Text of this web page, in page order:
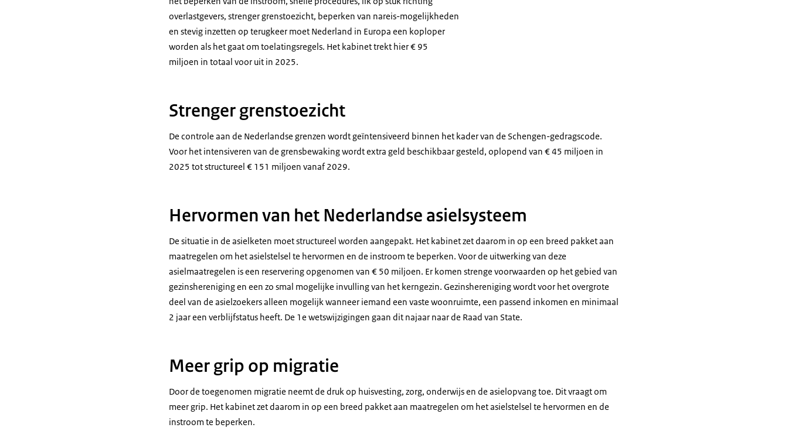
overlastgevers, strenger grenstoezicht, beperken van nareis-mogelijkheden
en stevig inzetten op terugkeer moet Nederland in Europa een koploper
worden als het gaat om toelatingsregels. Het kabinet trekt hier € 95
miljoen in totaal voor uit in 2025.
Strenger grenstoezicht
De controle aan de Nederlandse grenzen wordt geïntensiveerd binnen het kader van de Schengen-gedragscode.
Voor het intensiveren van de grensbewaking wordt extra geld beschikbaar gesteld, oplopend van € 45 miljoen in
2025 tot structureel € 151 miljoen vanaf 2029.
Hervormen van het Nederlandse asielsysteem
De situatie in de asielketen moet structureel worden aangepakt. Het kabinet zet daarom in op een breed pakket aan
maatregelen om het asielstelsel te hervormen en de instroom te beperken. Voor de uitwerking van deze
asielmaatregelen is een reservering opgenomen van € 50 miljoen. Er komen strenge voorwaarden op het gebied van
gezinshereniging en een zo smal mogelijke invulling van het kerngezin. Gezinshereniging wordt voor het overgrote
deel van de asielzoekers alleen mogelijk wanneer iemand een vaste woonruimte, een passend inkomen en minimaal
2 jaar een verblijfstatus heeft. De 1e wetswijzigingen gaan dit najaar naar de Raad van State.
Meer grip op migratie
Door de toegenomen migratie neemt de druk op huisvesting, zorg, onderwijs en de asielopvang toe. Dit vraagt om
meer grip. Het kabinet zet daarom in op een breed pakket aan maatregelen om het asielstelsel te hervormen en de
instroom te beperken.